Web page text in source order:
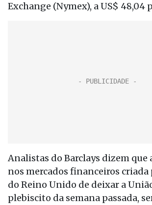
Exchange (Nymex), a US$ 48,04
Analistas do Barclays dizem que
nos mercados financeiros criada
do Reino Unido de deixar a
plebiscito da semana passada,